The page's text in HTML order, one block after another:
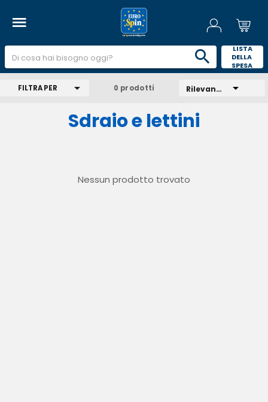
LISTA
DELLA
SPESA
FILTRA PER 0 prodotti Rilevanza
Sdraio e lettini
Nessun prodotto trovato